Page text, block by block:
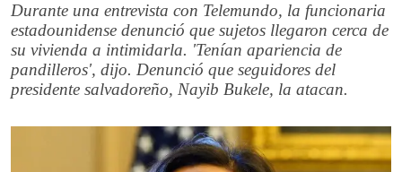
Durante una entrevista con Telemundo, la funcionaria
estadounidense denunció que sujetos llegaron cerca de
su vivienda a intimidarla. 'Tenían apariencia de
pandilleros', dijo. Denunció que seguidores del
presidente salvadoreño, Nayib Bukele, la atacan.